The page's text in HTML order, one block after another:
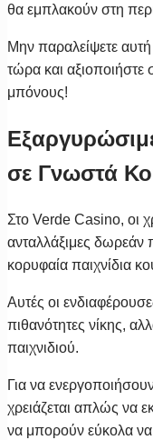
θα εμπλακούν στη
Μην παραλείψετε αυτή
τώρα και αξιοποιήστε
μπόνους!
σε Γνωστά
Στο Verde Casino, οι
ανταλλάξιμες δωρεάν
κορυφαία παιχνίδια
Αυτές οι
πιθανότητες νίκης,
παιχνιδιού.
Για να
χρειάζεται απλώς να
να μπορούν εύκολα